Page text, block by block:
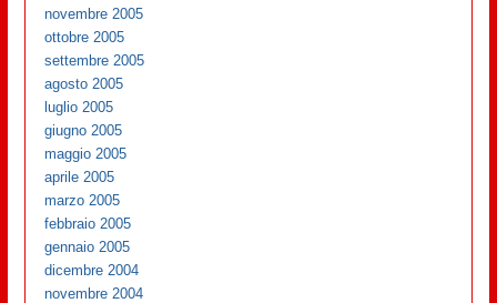
novembre 2005
ottobre 2005
settembre 2005
agosto 2005
luglio 2005
giugno 2005
maggio 2005
aprile 2005
marzo 2005
febbraio 2005
gennaio 2005
dicembre 2004
novembre 2004